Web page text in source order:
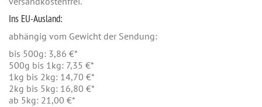
Ins EU-Ausland:
abhängig vom Gewicht der Sendung:
bis 500g: 3,86 €*
500g bis 1kg: 7,35 €*
1kg bis 2kg: 14,70 €*
2kg bis 5kg: 16,80 €*
ab 5kg: 21,00 €*